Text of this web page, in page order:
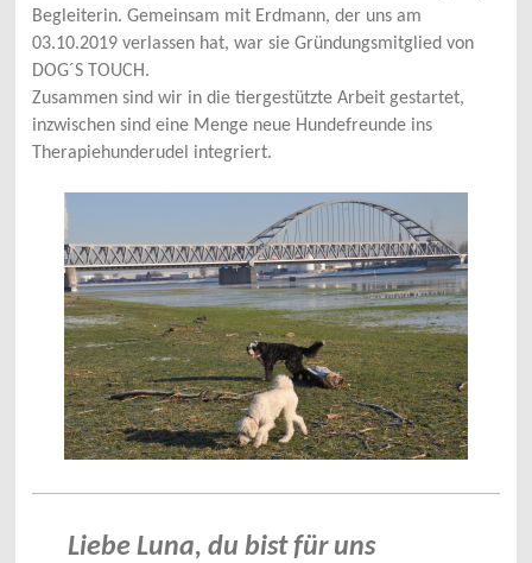
Begleiterin. Gemeinsam mit Erdmann, der uns am
03.10.2019 verlassen hat, war sie Gründungsmitglied von
DOG´S TOUCH.
Zusammen sind wir in die tiergestützte Arbeit gestartet,
inzwischen sind eine Menge neue Hundefreunde ins
Therapiehunderudel integriert.
Liebe Luna, du bist für uns